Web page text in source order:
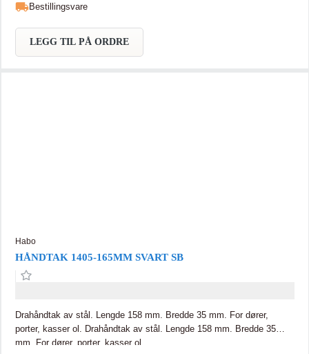
Bestillingsvare
LEGG TIL PÅ ORDRE
Habo
HÅNDTAK 1405-165MM SVART SB
Drahåndtak av stål. Lengde 158 mm. Bredde 35 mm. For dører,
porter, kasser ol. Drahåndtak av stål. Lengde 158 mm. Bredde 35
mm. For dører, porter, kasser ol.